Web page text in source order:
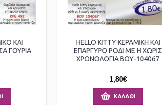
ΚΑΙ
ΓΟΥΡΙΑ
HELLO KITTY ΚΕΡΑΜΙΚΗ ΚΑΙ
ΕΠΑΡΓΥΡΟ ΡΟΔΙ ΜΕ Η ΧΩΡΙΣ
ΧΡΟΝΟΛΟΓΙΑ ΒΟΥ-104067
1,80€
ΚΑΛΆΘΙ